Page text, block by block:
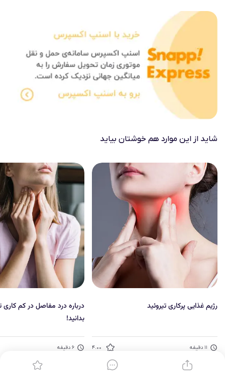
شاید از این موارد هم خوشتان بیاید
رژیم غذایی پرکاری تیروئید
۱۱ دقیقه ۴.۰۰
درباره درد مفاصل در کم‌ کاری
بدانید!
۶ دقیقه